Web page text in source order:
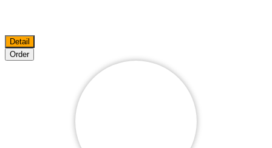
Detail
Order